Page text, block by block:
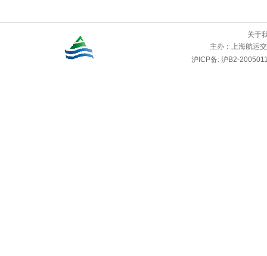
关于
主办： 上海航运
沪ICP备: 沪B2-